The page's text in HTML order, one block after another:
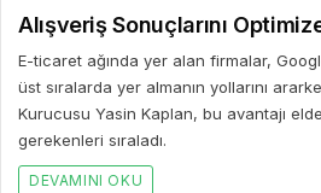
Alışveriş Sonuçlarını
E-ticaret ağında yer alan firmalar,
üst sıralarda yer almanın yollarını
Kurucusu Yasin Kaplan, bu avantajı
gerekenleri sıraladı.
DEVAMINI OKU